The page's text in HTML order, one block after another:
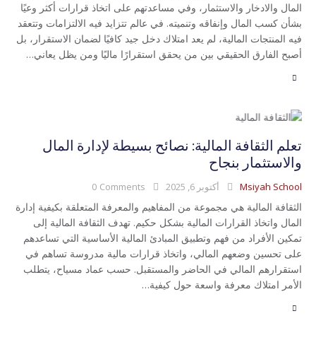
المال والادخار والاستثمار، وفي مساعدتهم على اتخاذ قرارات أكثر وعيًا
بشأن كسب المال وإنفاقه وتنميته. في عالم تتزايد فيه الالتزامات وتتعقد
فيه المنتجات المالية، لم يعد امتلاك دخل جيد كافيًا لضمان الاستقرار، بل
أصبح الفارق الحقيقي بين من يحقق استقرارًا ماليًا ومن يظل يعاني…
تعلم الثقافة المالية: نصائح بسيطة لإدارة المال
والاستثمار بنجاح
Msiyah School أكتوبر 6, 2025 0 Comments
الثقافة المالية هي مجموعة من المفاهيم والمعرفة المتعلقة بكيفية إدارة
المال واتخاذ القرارات المالية بشكل حكيم. تهدف الثقافة المالية إلى
تمكين الأفراد من فهم وتطبيق المبادئ المالية الأساسية التي تساعدهم
على تحسين وضعهم المالي، واتخاذ قرارات مالية مدروسة تساهم في
استقرارهم المالي في الحاضر والمستقبل. حسب عماد مسياح، يتطلب
الأمر امتلاك معرفة واسعة حول كيفية…